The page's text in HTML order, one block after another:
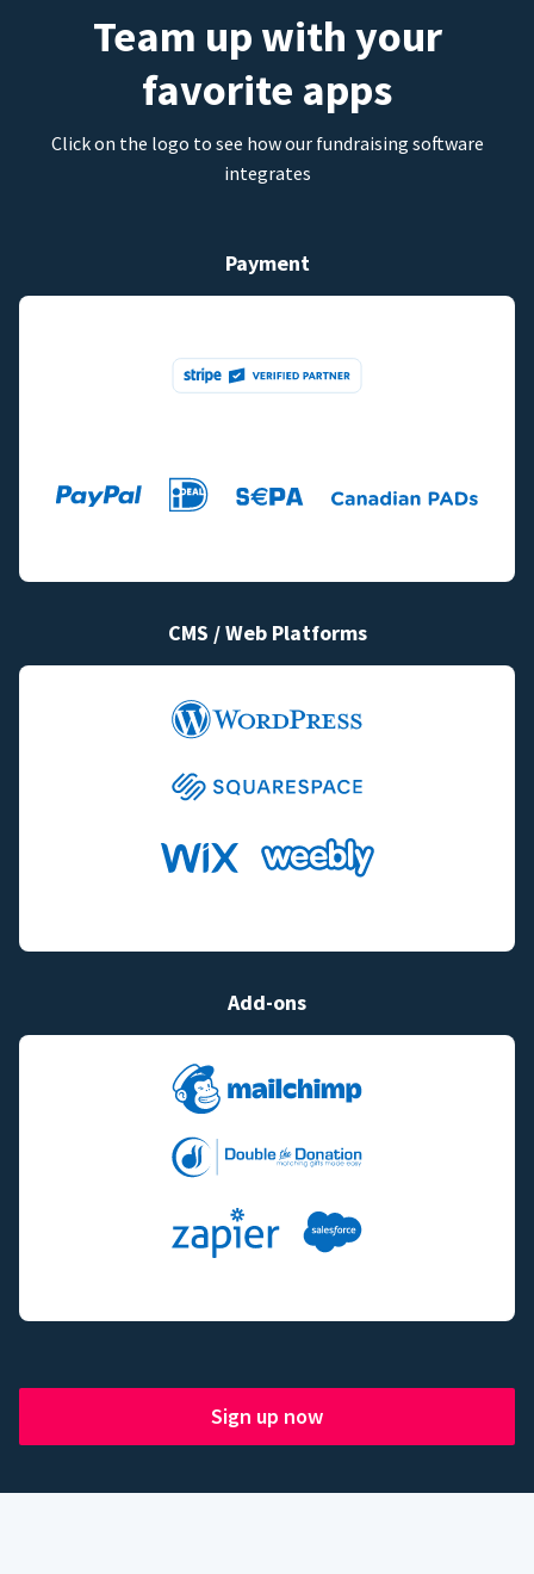
Team up with your
favorite apps
Click on the logo to see how our fundraising software
integrates
Payment
CMS / Web Platforms
Add-ons
Sign up now